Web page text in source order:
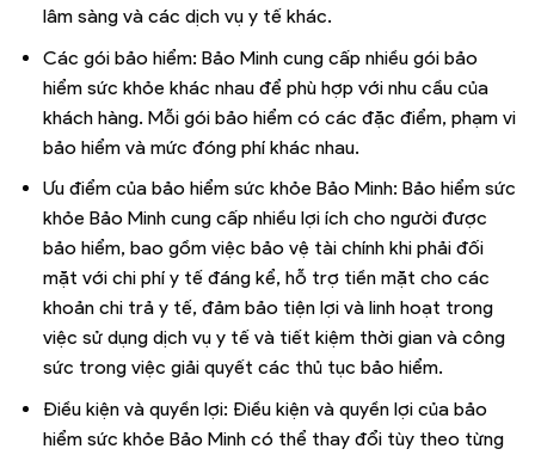
lâm sàng và các dịch vụ y tế khác.
Các gói bảo hiểm: Bảo Minh cung cấp nhiều gói bảo
hiểm sức khỏe khác nhau để phù hợp với nhu cầu của
khách hàng. Mỗi gói bảo hiểm có các đặc điểm, phạm vi
bảo hiểm và mức đóng phí khác nhau.
Ưu điểm của bảo hiểm sức khỏe Bảo Minh: Bảo hiểm sức
khỏe Bảo Minh cung cấp nhiều lợi ích cho người được
bảo hiểm, bao gồm việc bảo vệ tài chính khi phải đối
mặt với chi phí y tế đáng kể, hỗ trợ tiền mặt cho các
khoản chi trả y tế, đảm bảo tiện lợi và linh hoạt trong
việc sử dụng dịch vụ y tế và tiết kiệm thời gian và công
sức trong việc giải quyết các thủ tục bảo hiểm.
Điều kiện và quyền lợi: Điều kiện và quyền lợi của bảo
hiểm sức khỏe Bảo Minh có thể thay đổi tùy theo từng